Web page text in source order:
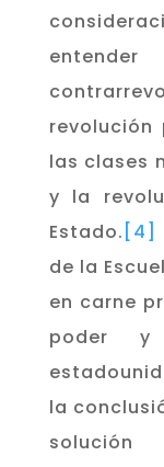
las clases
y la
Estado. [4]
de la
en carne
poder y
la